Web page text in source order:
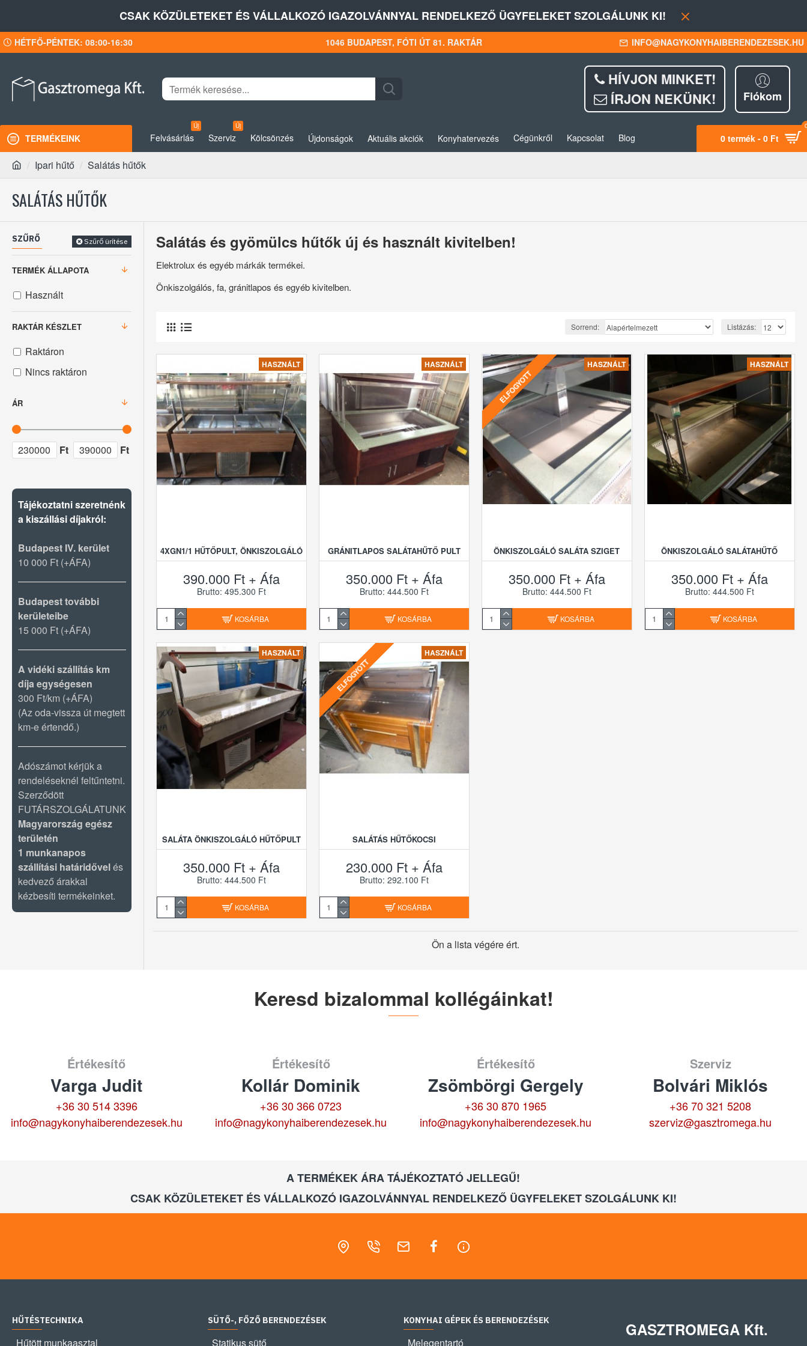
CSAK KÖZÜLETEKET ÉS VÁLLALKOZÓ IGAZOLVÁNNYAL RENDELKEZŐ ÜGYFELEKET SZOLGÁLUNK KI!
HÉTFŐ-PÉNTEK: 08:00-16:30 1046 BUDAPEST, FÓTI ÚT 81. RAKTÁR INFO@NAGYKONYHAIBERENDEZESEK.HU
HÍVJON MINKET!
ÍRJON NEKÜNK!
Fiókom
TERMÉKEINK Felvásárlás
Új
Szerviz
Új
Kölcsönzés Újdonságok Aktuális akciók Konyhatervezés Cégünkről Kapcsolat Blog 0 termék - 0 Ft
Ipari hűtő Salátás hűtők
SALÁTÁS HŰTŐK
SZŰRŐ Szűrő ürítése
ÁR
Ft Ft
TERMÉK ÁLLAPOTA
Használt
RAKTÁR KÉSZLET
Raktáron
Nincs raktáron
Tájékoztatni szeretnénk
a kiszállási díjakról:
Budapest IV. kerület
10 000 Ft (+ÁFA)
Budapest további
kerületeibe
15 000 Ft (+ÁFA)
A vidéki szállítás km
díja egységesen
300 Ft/km (+ÁFA)
(Az oda-vissza út megtett
km-e értendő.)
Adószámot kérjük a
rendeléseknél feltűntetni.
Szerződött
FUTÁRSZOLGÁLATUNK
Magyarország egész
területén
1 munkanapos
szállítási határidővelés
kedvező árakkal
kézbesíti termékeinket.
Salátás és gyömülcs hűtők új és használt kivitelben!
Elektrolux és egyéb márkák termékei.
Önkiszolgálós, fa, gránitlapos és egyéb kivitelben.
Sorrend: Listázás:
HASZNÁLT
4XGN1/1 HŰTŐPULT, ÖNKISZOLGÁLÓ
390.000 Ft + Áfa
Brutto: 495.300 Ft
KOSÁRBA
HASZNÁLT
GRÁNITLAPOS SALÁTAHŰTŐ PULT
350.000 Ft + Áfa
Brutto: 444.500 Ft
KOSÁRBA
HASZNÁLT
ELFOGYOTT
ÖNKISZOLGÁLÓ SALÁTA SZIGET
350.000 Ft + Áfa
Brutto: 444.500 Ft
KOSÁRBA
HASZNÁLT
ÖNKISZOLGÁLÓ SALÁTAHŰTŐ
350.000 Ft + Áfa
Brutto: 444.500 Ft
KOSÁRBA
HASZNÁLT
SALÁTA ÖNKISZOLGÁLÓ HŰTŐPULT
350.000 Ft + Áfa
Brutto: 444.500 Ft
KOSÁRBA
HASZNÁLT
ELFOGYOTT
SALÁTÁS HŰTŐKOCSI
230.000 Ft + Áfa
Brutto: 292.100 Ft
KOSÁRBA
Ön a lista végére ért.
Keresd bizalommal kollégáinkat!
Értékesítő
Varga Judit
+36 30 514 3396
info@nagykonyhaiberendezesek.hu
Értékesítő
Kollár Dominik
+36 30 366 0723
info@nagykonyhaiberendezesek.hu
Értékesítő
Zsömbörgi Gergely
+36 30 870 1965
info@nagykonyhaiberendezesek.hu
Szerviz
Bolvári Miklós
+36 70 321 5208
szerviz@gasztromega.hu
A TERMÉKEK ÁRA TÁJÉKOZTATÓ JELLEGŰ!
CSAK KÖZÜLETEKET ÉS VÁLLALKOZÓ IGAZOLVÁNNYAL RENDELKEZŐ ÜGYFELEKET SZOLGÁLUNK KI!
HŰTÉSTECHNIKA
Hűtött munkaasztal
SÜTŐ-, FŐZŐ BERENDEZÉSEK
Statikus sütő
KONYHAI GÉPEK ÉS BERENDEZÉSEK
Melegentartó
GASZTROMEGA Kft.